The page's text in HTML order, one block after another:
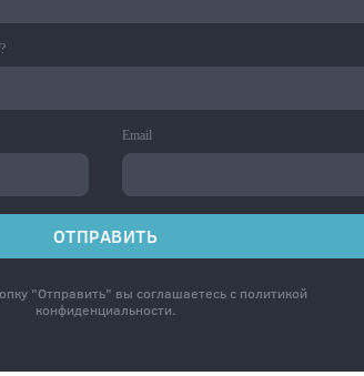
Email
ОТПРАВИТЬ
"Отправить" вы соглашаетесь с политикой
конфиденциальности.